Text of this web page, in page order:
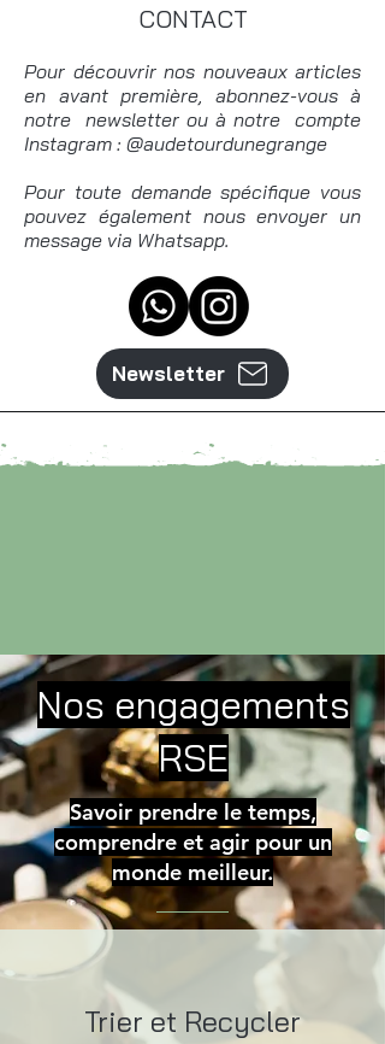
CONTACT
Pour découvrir nos nouveaux articles
en avant première, abonnez-vous à
notre newsletter ou à notre compte
Instagram : @audetourdunegrange
Pour toute demande spécifique vous
pouvez également nous envoyer un
message via Whatsapp.
Newsletter
Nos engagements
RSE
Savoir prendre le temps,
comprendre et agir pour un
monde meilleur.
Trier et Recycler